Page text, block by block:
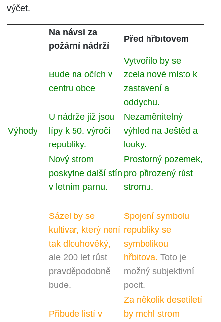
výčet.
Na návsi za
požární nádrží
Před hřbitovem
Výhody
Bude na očích v
centru obce
Vytvořilo by se
zcela nové místo k
zastavení a
oddychu.
U nádrže již jsou
lípy k 50. výročí
republiky.
Nezaměnitelný
výhled na Ještěd a
louky.
Nový strom
poskytne další stín
v letním parnu.
Prostorný pozemek,
pro přirozený růst
stromu.
Sázel by se
kultivar, který není
tak dlouhověký,
ale 200 let růst
pravděpodobně
bude.
Spojení symbolu
republiky se
symbolikou
hřbitova. Toto je
možný subjektivní
pocit.
Přibude listí v
Za několik desetiletí
by mohl strom